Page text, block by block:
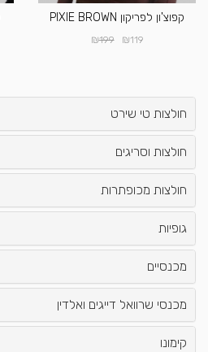
קפוצ'ון לפריקון PIXIE BROWN
₪119
₪199
חולצות טי שירט
חולצות וסריגים
חולצות מכופתרות
גופיות
מכנסיים
מכנסי שרוואל דייגים ואלדין
קימונו